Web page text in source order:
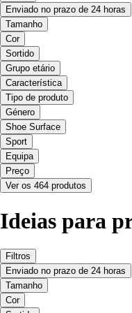
Enviado no prazo de 24 horas
Tamanho
Cor
Sortido
Grupo etário
Característica
Tipo de produto
Género
Shoe Surface
Sport
Equipa
Preço
Ver os 464 produtos
Ideias para
Filtros
Enviado no prazo de 24 horas
Tamanho
Cor